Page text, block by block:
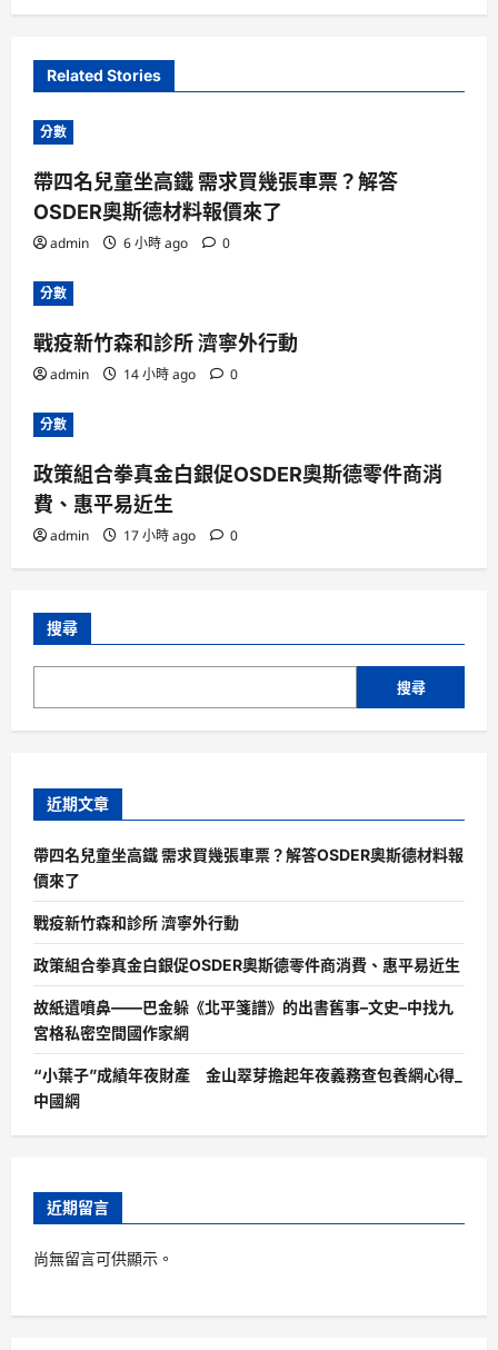
Related Stories
分數
帶四名兒童坐高鐵 需求買幾張車票？解答
OSDER奧斯德材料報價來了
admin 6 小時 ago 0
分數
戰疫新竹森和診所 濟寧外行動
admin 14 小時 ago 0
分數
政策組合拳真金白銀促OSDER奧斯德零件商消
費、惠平易近生
admin 17 小時 ago 0
搜尋
搜尋
近期文章
帶四名兒童坐高鐵 需求買幾張車票？解答OSDER奧斯德材料報
價來了
戰疫新竹森和診所 濟寧外行動
政策組合拳真金白銀促OSDER奧斯德零件商消費、惠平易近生
故紙遺噴鼻——巴金躲《北平箋譜》的出書舊事–文史–中找九
宮格私密空間國作家網
“小葉子”成績年夜財產 金山翠芽擔起年夜義務查包養網心得_
中國網
近期留言
尚無留言可供顯示。